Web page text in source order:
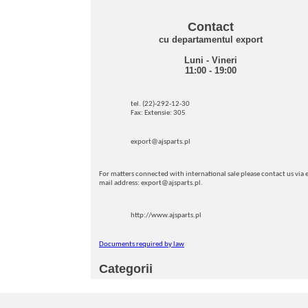
Contact
cu departamentul export
Luni - Vineri
11:00 - 19:00
tel. (22)-292-12-30
Fax: Extensie: 305
export@ajsparts.pl
For matters connected with international sale please contact us via
mail address: export@ajsparts.pl.
http://www.ajsparts.pl
Documents required by law
Categorii